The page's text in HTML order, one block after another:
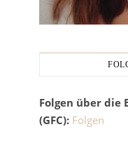
Folgen über die
(GFC): Folgen